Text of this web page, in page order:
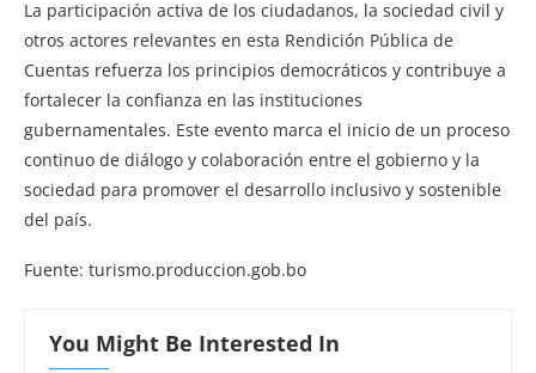
La participación activa de los ciudadanos, la sociedad civil y
otros actores relevantes en esta Rendición Pública de
Cuentas refuerza los principios democráticos y contribuye a
fortalecer la confianza en las instituciones
gubernamentales. Este evento marca el inicio de un proceso
continuo de diálogo y colaboración entre el gobierno y la
sociedad para promover el desarrollo inclusivo y sostenible
del país.
Fuente: turismo.produccion.gob.bo
You Might Be Interested In